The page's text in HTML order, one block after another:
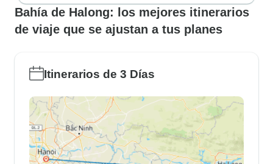
Bahía de Halong: los mejores itinerarios
de viaje que se ajustan a tus planes
Itinerarios de 3 Días